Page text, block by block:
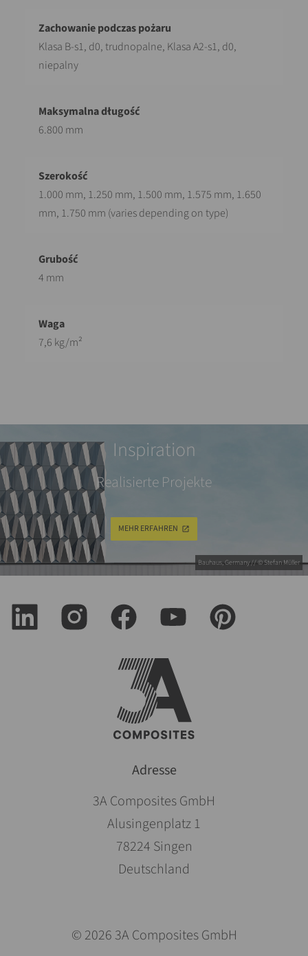
Klasa B-s1, d0, trudnopalne, Klasa A2-s1, d0,
niepalny
6.800 mm
1.000 mm, 1.250 mm, 1.500 mm, 1.575 mm, 1.650
mm, 1.750 mm (varies depending on type)
4 mm
7,6 kg/m²
Bauhaus, Germany // © Stefan Müller
Inspiration
Realisierte Projekte
MEHR ERFAHREN
Adresse
3A Composites GmbH
Alusingenplatz 1
78224 Singen
Deutschland
© 2026 3A Composites GmbH